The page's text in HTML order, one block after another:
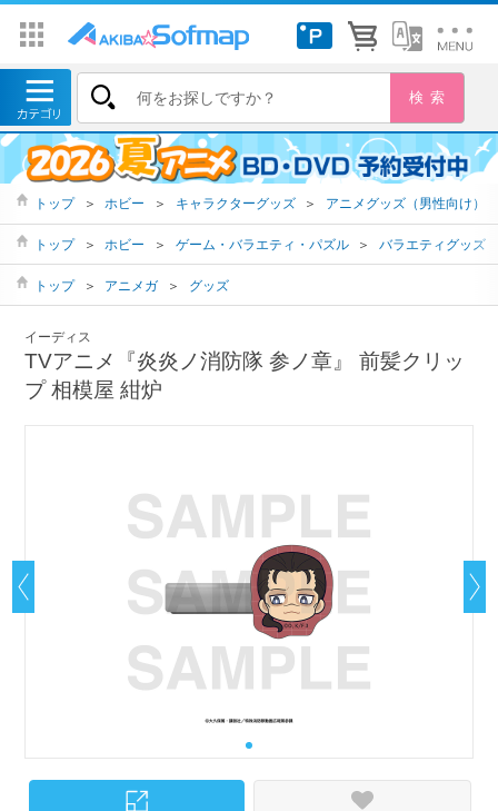
トップ ＞ ホビー ＞ キャラクターグッズ ＞ アニメグッズ（男性向け）
トップ ＞ ホビー ＞ ゲーム・バラエティ・パズル ＞ バラエティグッズ
トップ ＞ アニメガ ＞ グッズ
イーディス
TVアニメ『炎炎ノ消防隊 参ノ章』 前髪クリッ
プ 相模屋 紺炉